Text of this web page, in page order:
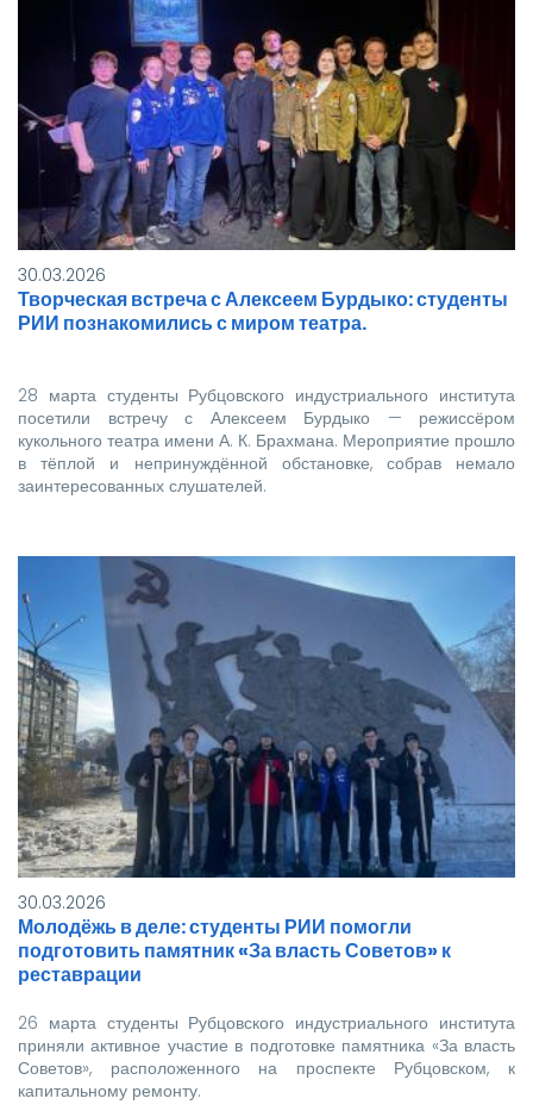
30.03.2026
Творческая встреча с Алексеем Бурдыко: студенты
РИИ познакомились с миром театра.
28 марта студенты Рубцовского индустриального института
посетили встречу с Алексеем Бурдыко — режиссёром
кукольного театра имени А. К. Брахмана. Мероприятие прошло
в тёплой и непринуждённой обстановке, собрав немало
заинтересованных слушателей.
30.03.2026
Молодёжь в деле: студенты РИИ помогли
подготовить памятник «За власть Советов» к
реставрации
26 марта студенты Рубцовского индустриального института
приняли активное участие в подготовке памятника «За власть
Советов», расположенного на проспекте Рубцовском, к
капитальному ремонту.